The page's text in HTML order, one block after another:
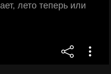
лето теперь или